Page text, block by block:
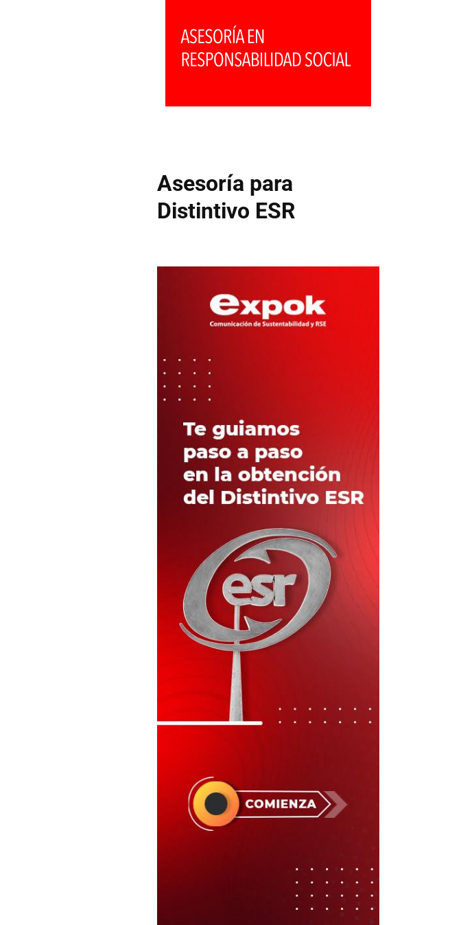
Asesoría para
Distintivo ESR